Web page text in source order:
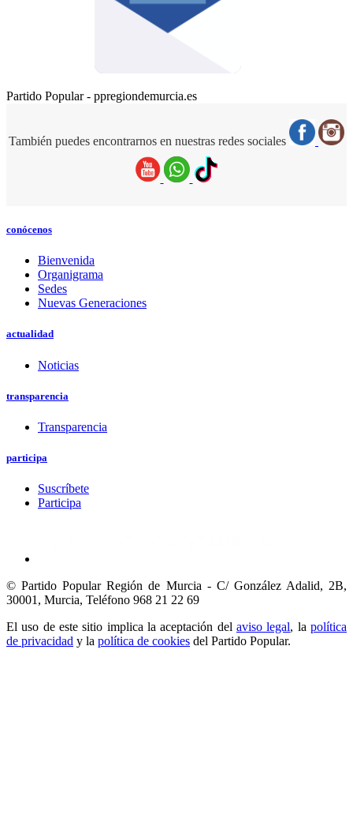
Partido Popular - ppregiondemurcia.es
También puedes encontrarnos en nuestras redes sociales
conócenos
Bienvenida
Organigrama
Sedes
Nuevas Generaciones
actualidad
Noticias
transparencia
Transparencia
participa
Suscríbete
Participa
© Partido Popular Región de Murcia - C/ González Adalid, 2B,
30001, Murcia, Teléfono 968 21 22 69
El uso de este sitio implica la aceptación del aviso legal, lapolítica
de privacidad y la política de cookies del Partido Popular.